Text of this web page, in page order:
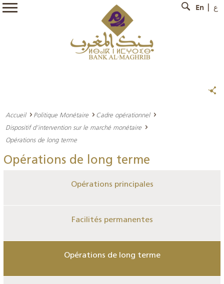
En ع
Accueil Politique Monétaire
Cadre opérationnel
Dispositif d’intervention sur le marché monétaire
Opérations de long terme
Opérations de long terme
Opérations principales
Facilités permanentes
Opérations de long terme